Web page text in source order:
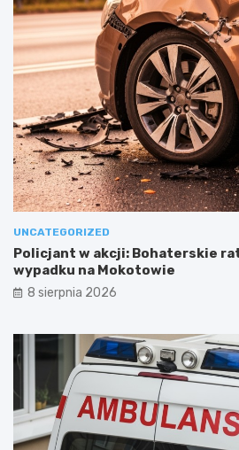
UNCATEGORIZED
Policjant w akcji: Bohaterskie
wypadku na Mokotowie
8 sierpnia 2026